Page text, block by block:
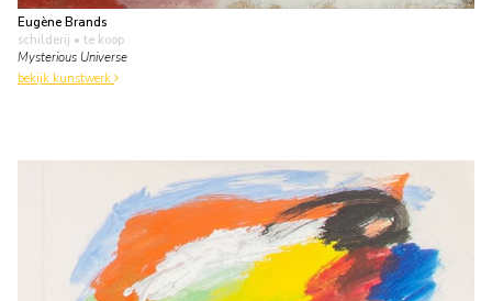
Eugène Brands
schilderij • te koop
Mysterious Universe
bekijk kunstwerk